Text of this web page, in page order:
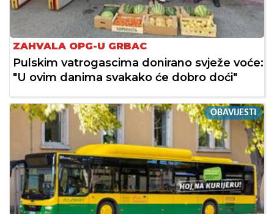
ZAHVALA OPG-U GRBAC
Pulskim vatrogascima donirano svježe voće:
"U ovim danima svakako će dobro doći"
OBAVIJESTI